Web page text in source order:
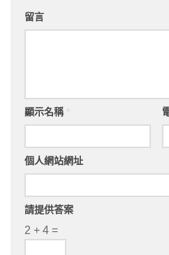
留言
顯示名稱
個人網站網址
請提供答案
2 + 4 =